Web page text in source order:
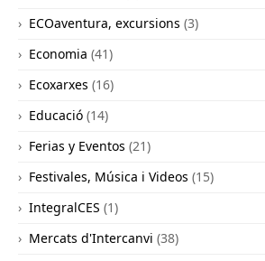
ECOaventura, excursions (3)
Economia (41)
Ecoxarxes (16)
Educació (14)
Ferias y Eventos (21)
Festivales, Música i Videos (15)
IntegralCES (1)
Mercats d'Intercanvi (38)